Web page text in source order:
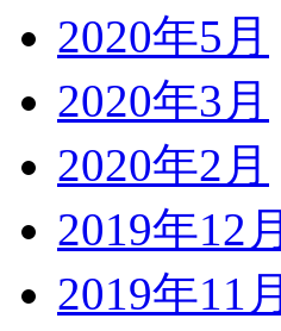
2020年5月
2020年3月
2020年2月
2019年12月
2019年11月